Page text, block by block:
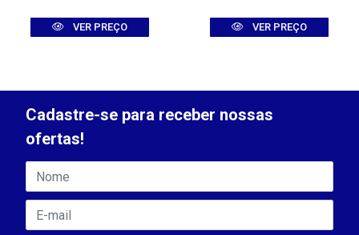
VER PREÇO VER PREÇO
Cadastre-se para receber nossas
ofertas!